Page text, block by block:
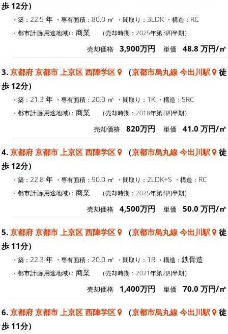
歩 12分）
・築： 22.5 年 ・専有面積： 80.0 ㎡ ・間取り： 3LDK ・構造： RC
・都市計画(用途地域)： 商業 （売却時期：2025年第3四半期）
売却価格 3,900万円 単価 48.8 万円/㎡
3. 京都府 京都市 上京区 西陣学区 （京都市烏丸線 今出川駅
徒
歩 12分）
・築： 21.3 年 ・専有面積： 20.0 ㎡ ・間取り： 1K ・構造： SRC
・都市計画(用途地域)： 商業 （売却時期：2018年第2四半期）
売却価格 820万円 単価 41.0 万円/㎡
4. 京都府 京都市 上京区 西陣学区 （京都市烏丸線 今出川駅
徒
歩 12分）
・築： 22.8 年 ・専有面積： 90.0 ㎡ ・間取り： 2LDK+S ・構造： RC
・都市計画(用途地域)： 商業 （売却時期：2025年第4四半期）
売却価格 4,500万円 単価 50.0 万円/㎡
5. 京都府 京都市 上京区 西陣学区 （京都市烏丸線 今出川駅
徒
歩 11分）
・築： 22.3 年 ・専有面積： 20.0 ㎡ ・間取り： 1R ・構造： 鉄骨造
・都市計画(用途地域)： 商業 （売却時期：2021年第2四半期）
売却価格 1,400万円 単価 70.0 万円/㎡
6. 京都府 京都市 上京区 西陣学区 （京都市烏丸線 今出川駅
徒
歩 11分）